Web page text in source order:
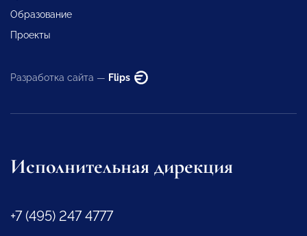
Образование
Проекты
Разработка сайта — Flips
Исполнительная дирекция
+7 (495) 247 4777